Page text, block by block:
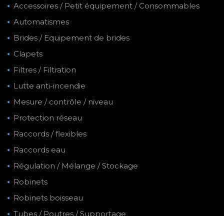
Accessoires / Petit équipement / Consommables
Automatismes
Brides / Equipement de brides
Clapets
Filtres / Filtration
Lutte anti-incendie
Mesure / contrôle / niveau
Protection réseau
Raccords / flexibles
Raccords eau
Régulation / Mélange / Stockage
Robinets
Robinets boisseau
Tubes / Poutres / Supportage